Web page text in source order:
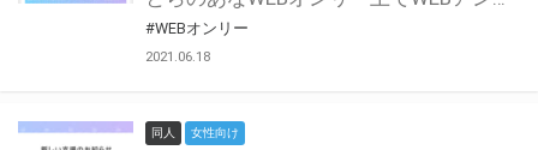
#WEBオンリー
2021.06.18
同人 女性向け